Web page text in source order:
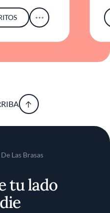
De Las Brasas
tu lado